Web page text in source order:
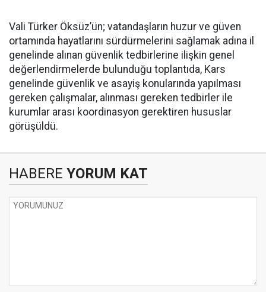
Vali Türker Öksüz’ün; vatandaşların huzur ve güven
ortamında hayatlarını sürdürmelerini sağlamak adına il
genelinde alınan güvenlik tedbirlerine ilişkin genel
değerlendirmelerde bulunduğu toplantıda, Kars
genelinde güvenlik ve asayiş konularında yapılması
gereken çalışmalar, alınması gereken tedbirler ile
kurumlar arası koordinasyon gerektiren hususlar
görüşüldü.
HABERE YORUM KAT